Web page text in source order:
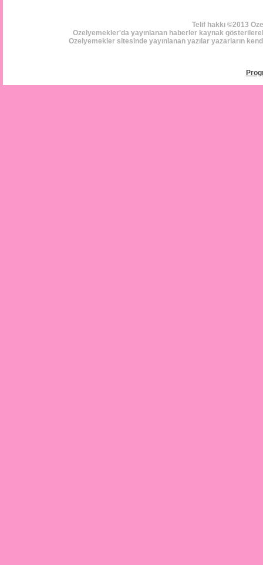
Telif hakkı ©2013
Ozelyemekler'da yayınlanan haberler kaynak
Ozelyemekler sitesinde yayınlanan yazılar yazarların